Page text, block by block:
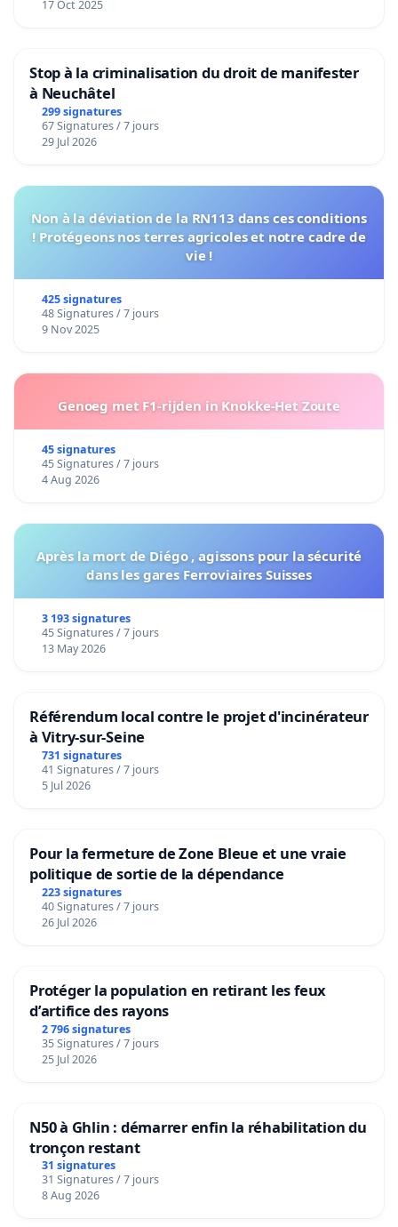
17 Oct 2025
Stop à la criminalisation du droit de manifester
à Neuchâtel
299 signatures
67 Signatures / 7 jours
29 Jul 2026
Non à la déviation de la RN113 dans ces conditions
! Protégeons nos terres agricoles et notre cadre de
vie !
425 signatures
48 Signatures / 7 jours
9 Nov 2025
Genoeg met F1-rijden in Knokke-Het Zoute
45 signatures
45 Signatures / 7 jours
4 Aug 2026
Après la mort de Diégo , agissons pour la sécurité
dans les gares Ferroviaires Suisses
3 193 signatures
45 Signatures / 7 jours
13 May 2026
Référendum local contre le projet d'incinérateur
à Vitry-sur-Seine
731 signatures
41 Signatures / 7 jours
5 Jul 2026
Pour la fermeture de Zone Bleue et une vraie
politique de sortie de la dépendance
223 signatures
40 Signatures / 7 jours
26 Jul 2026
Protéger la population en retirant les feux
d’artifice des rayons
2 796 signatures
35 Signatures / 7 jours
25 Jul 2026
N50 à Ghlin : démarrer enfin la réhabilitation du
tronçon restant
31 signatures
31 Signatures / 7 jours
8 Aug 2026